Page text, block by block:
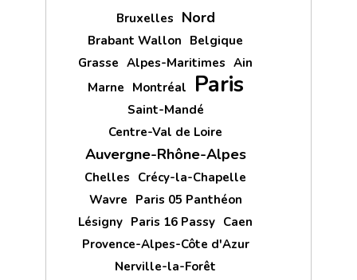
Bruxelles Nord
Brabant Wallon Belgique
Grasse Alpes-Maritimes Ain
Marne Montréal Paris
Saint-Mandé
Centre-Val de Loire
Auvergne-Rhône-Alpes
Chelles Crécy-la-Chapelle
Wavre Paris 05 Panthéon
Lésigny Paris 16 Passy Caen
Provence-Alpes-Côte d'Azur
Nerville-la-Forêt